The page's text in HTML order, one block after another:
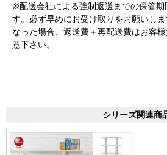
※配送会社による強制返送までの保管期
す。必ず早めにお受け取りをお願いし
なった場合、返送費＋再配送費はお客
意下さい。
シリーズ関連商